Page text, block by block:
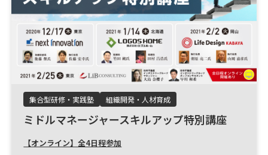
集合型研修・実践塾 組織開発・人材育成
ミドルマネージャースキルアップ特別講座
【オンライン】全4日程参加